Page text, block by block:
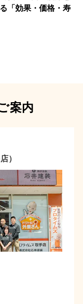
「効果・価格・寿
案内
）